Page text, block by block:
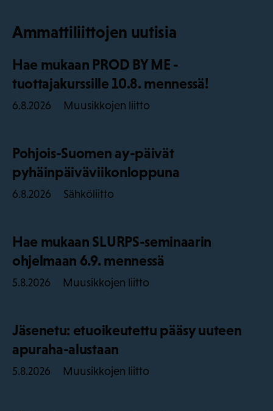
Ammattiliittojen uutisia
Hae mukaan PROD BY ME -
tuottajakurssille 10.8. mennessä!
6.8.2026 Muusikkojen liitto
Pohjois-Suomen ay-päivät
pyhäinpäiväviikonloppuna
6.8.2026 Sähköliitto
Hae mukaan SLURPS-seminaarin
ohjelmaan 6.9. mennessä
5.8.2026 Muusikkojen liitto
Jäsenetu: etuoikeutettu pääsy uuteen
apuraha-alustaan
5.8.2026 Muusikkojen liitto